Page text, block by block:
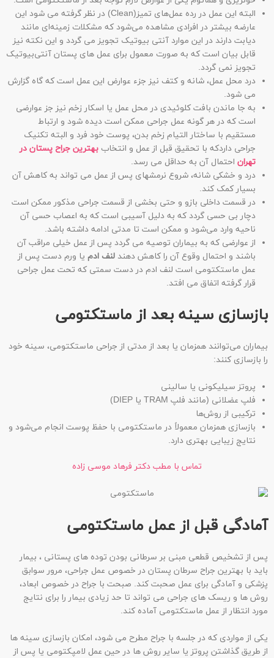
البته این عمل در رده عمل‌های تمیز(Clean) در نظر گرفته می شود این
عارضه بیشتر در افرادی مشاهده می‌شود که مشکلات زمینه‌ای مانند
دیابت دارند در این موارد آنتی بیوتیک تجویز می گردد و این نکته نیز
قابل بیان است که به صورت معمول برای عمل های پستان آنتی‌بیوتیک
تجویز نمی گردد.
درد محل عمل، شانه و کتف نیز جزء عوارض این عمل است که گاه گزارش
می شود.
به جا ماندن بافت کلوئیدی در محل عمل یا اسکار زخم نیز جز عوارضی
است که در هر گونه عمل جراحی ممکن است دیده شود و ارتباط
مستقیم با ساختار التیام زخم بدن، پوست خود فرد و البته تکنیک
جراحی داردکه با تحقیق قبل از عمل و انتخاب بهترین جراح پستان در
تهران احتمال آن به حداقل می رسد.
درد و خشکی شانه، شروع نرمشهای پس از عمل می تواند به کاهش آن
بسیار کمک کند.
در قسمت داخلی بازو و حتی بخشی از قسمت جراحی مذکور ممکن است
دچار بی حسی گردد که به دلیل آسیبی است که به اعصاب حسی آن
ناحیه وارد می‌شود و ممکن است تا مدتی ادامه داشته باشد.
از عوارضی که به بیماران توصیه می گردد پس از عمل خیلی مراقب آن
باشند و احتمال وقوع آن را کاهش دهند لنف ادم یا ورم دست پس از
عمل ماستکتومی است لنف ادم در دست سمتی که تحت عمل جراحی
قرار گرفته اتفاق می افتد.
بازسازی سینه بعد از ماستکتومی
بیماران می‌توانند همزمان یا بعد از مدتی از جراحی ماستکتومی، سینه خود
را بازسازی کنند:
پروتز سیلیکونی یا سالینی
فلپ عضلانی (مانند فلپ TRAM یا DIEP)
ترکیبی از روش‌ها
بازسازی همزمان معمولاً در ماستکتومی با حفظ پوست انجام می‌شود و
نتایج زیبایی بهتری دارد.
تماس با مطب دکتر فرهاد موسی زاده
آمادگی قبل از عمل ماستکتومی
پس از تشخیص قطعی مبنی بر سرطانی بودن توده های پستانی ، بیمار
باید با بهترین جراح سرطان پستان در خصوص عمل جراحی، مرور سوابق
پزشکی و آمادگی برای عمل صحبت کند. صبحت با جراح در خصوص ابعاد،
روش ها و ریسک های جراحی می تواند تا حد زیادی بیمار را برای نتایج
مورد انتظار از عمل ماستکتومی آماده کند.
یکی از مواردی که در جلسه با جراح مطرح می شود، امکان بازسازی سینه ها
از طریق گذاشتن پروتز یا سایر روش ها در حین عمل لامپکتومی یا پس از